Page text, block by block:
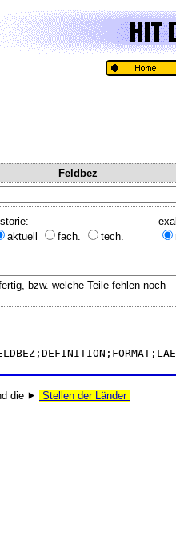
Feldbez
aktuell
fach. tech.
bzw. welche Teile fehlen noch
die ⯈
Stellen der Länder